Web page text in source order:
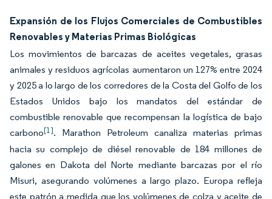
Expansión de los Flujos Comerciales de Combustibles
Renovables y Materias Primas Biológicas
Los movimientos de barcazas de aceites vegetales, grasas
animales y residuos agrícolas aumentaron un 127% entre 2024
y 2025 a lo largo de los corredores de la Costa del Golfo de los
Estados Unidos bajo los mandatos del estándar de
combustible renovable que recompensan la logística de bajo
carbono[1]. Marathon Petroleum canaliza materias primas
hacia su complejo de diésel renovable de 184 millones de
galones en Dakota del Norte mediante barcazas por el río
Misuri, asegurando volúmenes a largo plazo. Europa refleja
este patrón a medida que los volúmenes de colza y aceite de